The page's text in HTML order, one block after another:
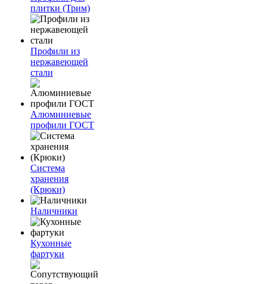
плитки (Трим)
Профили из
нержавеющей
стали
Алюминиевые
профили ГОСТ
Система
хранения
(Крюки)
Наличники
Кухонные
фартуки